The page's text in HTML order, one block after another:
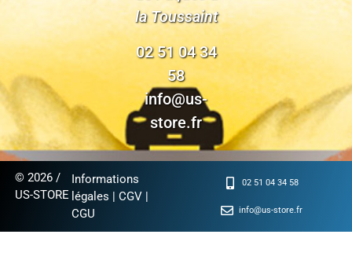
la Toussaint
02 51 04 34
58
info@us-
store.fr
© 2026 /
US-STORE
Informations
légales |CGV |
CGU
02 51 04 34 58
info@us-store.fr